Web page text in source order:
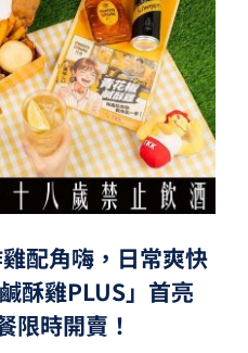
配角嗨，日常爽快
酥雞PLUS」首亮
限時開賣！